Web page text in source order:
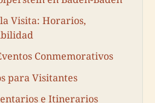
Visita: Horarios,
Conmemorativos
para Visitantes
e Itinerarios